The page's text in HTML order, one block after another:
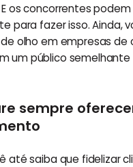
os concorrentes
para fazer isso. Ainda,
olho em empresas de
um público semelhante
sempre
até saiba que fidelizar